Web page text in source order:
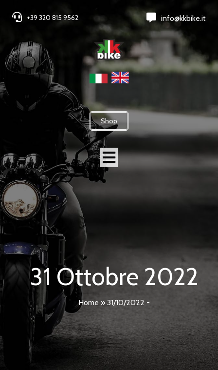
+39 320 815 9562 info@kkbike.it
Shop
31 Ottobre 2022
Home » 31/10/2022 -